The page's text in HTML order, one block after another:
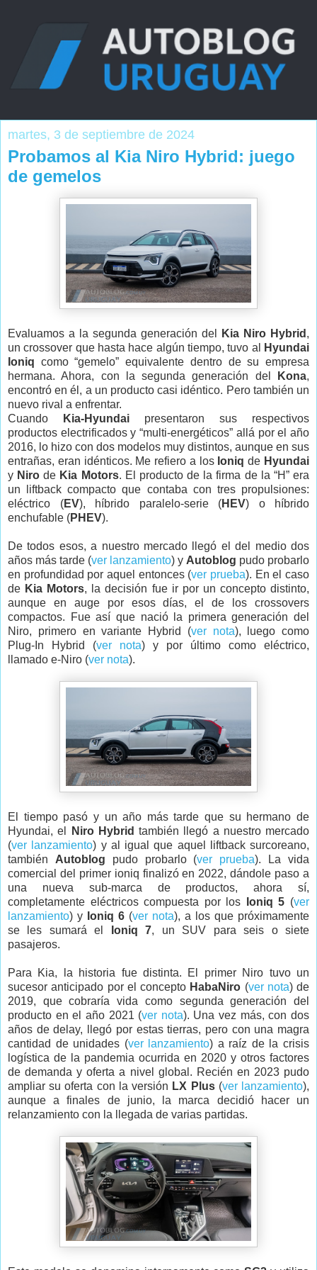
martes, 3 de septiembre de 2024
Probamos al Kia Niro Hybrid: juego
de gemelos
Evaluamos a la segunda generación del Kia Niro Hybrid ,
un crossover que hasta hace algún tiempo, tuvo al
Hyundai
Ioniq como “gemelo” equivalente dentro de su empresa
hermana. Ahora, con la segunda generación del
Kona,
encontró en él, a un producto casi idéntico. Pero también un
nuevo rival a enfrentar.
Cuando
Kia-Hyundai presentaron sus respectivos
productos electrificados y“multi-energéticos” allá por el año
2016, lo hizo con dos modelos muy distintos, aunque en sus
entrañas, eran idénticos. Me refiero a los Ioniq de Hyundai
y Niro de Kia Motors. El producto de la firma de la “H” era
un liftback compacto que contaba con tres propulsiones:
eléctrico (EV), híbrido paralelo-serie (HEV) o híbrido
enchufable (PHEV).
De todos esos, a nuestro mercado llegó el del medio dos
años más tarde (ver lanzamiento) y Autoblog pudo probarlo
en profundidad por aquel entonces (ver prueba). En el caso
de Kia Motors, la decisión fue ir por un concepto distinto,
aunque en auge por esos días, el de los crossovers
compactos. Fue así que nació la primera generación del
Niro, primero en variante Hybrid (ver nota), luego como
Plug-In Hybrid (ver nota) y por último como eléctrico,
llamado e-Niro (ver nota).
El tiempo pasó y un año más tarde que su hermano de
Hyundai, el
Niro Hybrid también llegó a nuestro mercado
(ver lanzamiento) y al igual que aquel liftback surcoreano,
también Autoblog pudo probarlo (ver prueba). La vida
comercial del primer ioniq finalizó en 2022, dándole paso a
una nueva sub-marca de productos, ahora sí,
completamente eléctricos compuesta por los
Ioniq 5 (ver
lanzamiento) y Ioniq 6 (ver nota), a los que próximamente
se les sumará el
Ioniq 7, un SUV para seis o siete
pasajeros.
Para Kia, la historia fue distinta. El primer Niro tuvo un
sucesor anticipado por el concepto HabaNiro (ver nota) de
2019, que cobraría vida como segunda generación del
producto en el año 2021 (ver nota). Una vez más, con dos
años de delay, llegó por estas tierras, pero con una magra
cantidad de unidades (ver lanzamiento) a raíz de la crisis
logística de la pandemia ocurrida en 2020 y otros factores
de demanda y oferta a nivel global. Recién en 2023 pudo
ampliar su oferta con la versión LX Plus(ver lanzamiento),
aunque a finales de junio, la marca decidió hacer un
relanzamiento con la llegada de varias partidas.